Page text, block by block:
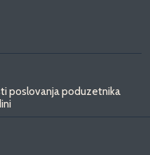
poslovanja poduzetnika